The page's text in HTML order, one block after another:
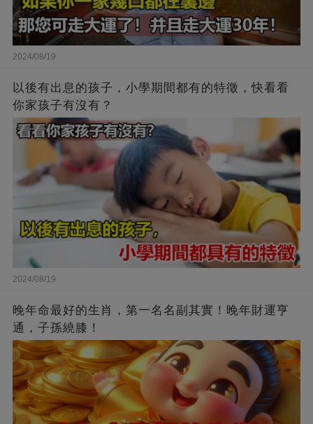
2024/08/19
以後有出息的孩子，小學期間都有的特徵，快看看
你家孩子有沒有？
2024/08/19
晚年命最好的生肖，第一名名副其實！晚年財運亨
通，子孫繞膝！